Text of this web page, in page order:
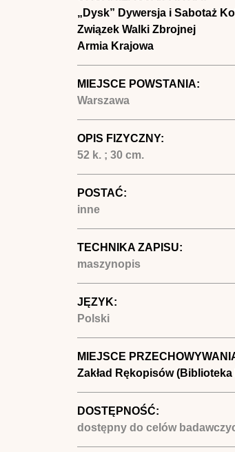
„Dysk” Dywersja i Sabotaż
Związek Walki Zbrojnej
Armia Krajowa
MIEJSCE POWSTANIA:
Warszawa
OPIS FIZYCZNY:
52 k. ; 30 cm.
POSTAĆ:
inne
TECHNIKA ZAPISU:
maszynopis
JĘZYK:
Polski
MIEJSCE
Zakład Rękopisów
DOSTĘPNOŚĆ:
dostępny do celów